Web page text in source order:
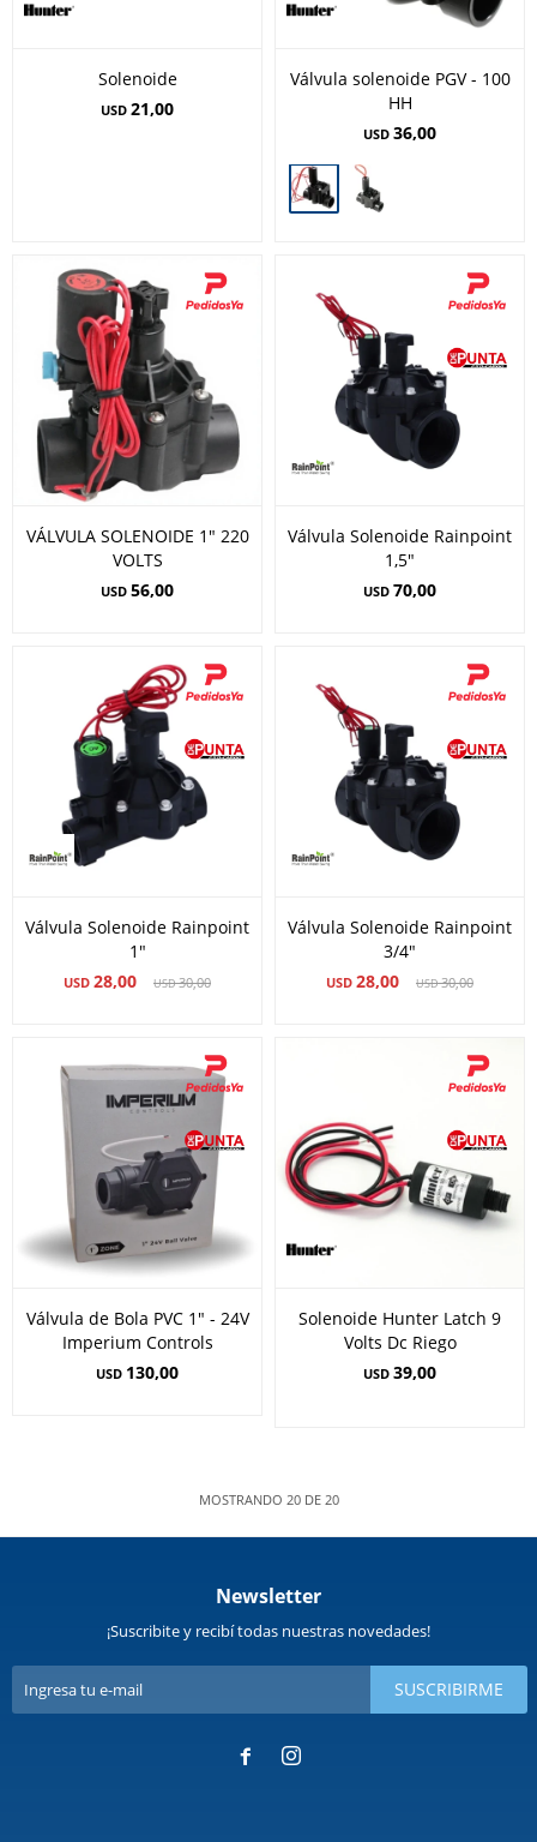
Solenoide
USD 21,00
Válvula solenoide PGV - 100
HH
USD 36,00
VÁLVULA SOLENOIDE 1" 220
VOLTS
USD 56,00
Válvula Solenoide Rainpoint
1,5"
USD 70,00
Válvula Solenoide Rainpoint
1"
USD 28,00 USD30,00
Válvula Solenoide Rainpoint
3/4"
USD 28,00 USD30,00
Válvula de Bola PVC 1" - 24V
Imperium Controls
USD 130,00
Solenoide Hunter Latch 9
Volts Dc Riego
USD 39,00
MOSTRANDO 20DE 20
Newsletter
¡Suscribite y recibí todas nuestras novedades!
SUSCRIBIRME
 